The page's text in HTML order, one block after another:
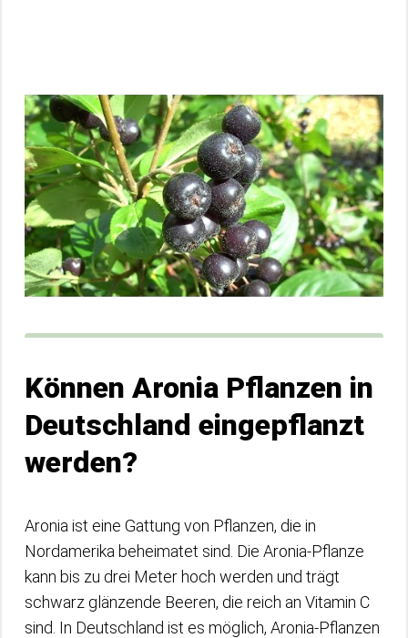
Können Aronia Pflanzen in
Deutschland eingepflanzt
werden?
Aronia ist eine Gattung von Pflanzen, die in
Nordamerika beheimatet sind. Die Aronia-Pflanze
kann bis zu drei Meter hoch werden und trägt
schwarz glänzende Beeren, die reich an Vitamin C
sind. In Deutschland ist es möglich, Aronia-Pflanzen